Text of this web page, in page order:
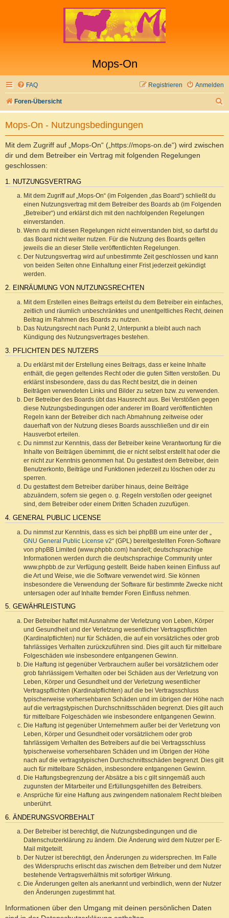
Mops-On
FAQ Anmelden
Registrieren
Foren-Übersicht
u
Mops-On - Nutzungsbedingungen
Mit dem Zugriff auf „Mops-On“ („https://mops-on.de“) wird zwischen
dir und dem Betreiber ein Vertrag mit folgenden Regelungen
geschlossen:
1. NUTZUNGSVERTRAG
Mit dem Zugriff auf „Mops-On“ (im Folgenden „das Board“) schließt du
einen Nutzungsvertrag mit dem Betreiber des Boards ab (im Folgenden
„Betreiber“) und erklärst dich mit den nachfolgenden Regelungen
einverstanden.
Wenn du mit diesen Regelungen nicht einverstanden bist, so darfst du
das Board nicht weiter nutzen. Für die Nutzung des Boards gelten
jeweils die an dieser Stelle veröffentlichten Regelungen.
Der Nutzungsvertrag wird auf unbestimmte Zeit geschlossen und kann
von beiden Seiten ohne Einhaltung einer Frist jederzeit gekündigt
werden.
2. EINRÄUMUNG VON NUTZUNGSRECHTEN
Mit dem Erstellen eines Beitrags erteilst du dem Betreiber ein einfaches,
zeitlich und räumlich unbeschränktes und unentgeltliches Recht, deinen
Beitrag im Rahmen des Boards zu nutzen.
Das Nutzungsrecht nach Punkt 2, Unterpunkt a bleibt auch nach
Kündigung des Nutzungsvertrages bestehen.
3. PFLICHTEN DES NUTZERS
Du erklärst mit der Erstellung eines Beitrags, dass er keine Inhalte
enthält, die gegen geltendes Recht oder die guten Sitten verstoßen. Du
erklärst insbesondere, dass du das Recht besitzt, die in deinen
Beiträgen verwendeten Links und Bilder zu setzen bzw. zu verwenden.
Der Betreiber des Boards übt das Hausrecht aus. Bei Verstößen gegen
diese Nutzungsbedingungen oder anderer im Board veröffentlichten
Regeln kann der Betreiber dich nach Abmahnung zeitweise oder
dauerhaft von der Nutzung dieses Boards ausschließen und dir ein
Hausverbot erteilen.
Du nimmst zur Kenntnis, dass der Betreiber keine Verantwortung für die
Inhalte von Beiträgen übernimmt, die er nicht selbst erstellt hat oder die
er nicht zur Kenntnis genommen hat. Du gestattest dem Betreiber, dein
Benutzerkonto, Beiträge und Funktionen jederzeit zu löschen oder zu
sperren.
Du gestattest dem Betreiber darüber hinaus, deine Beiträge
abzuändern, sofern sie gegen o. g. Regeln verstoßen oder geeignet
sind, dem Betreiber oder einem Dritten Schaden zuzufügen.
4. GENERAL PUBLIC LICENSE
Du nimmst zur Kenntnis, dass es sich bei phpBB um eine unter der „
GNU General Public License v2“ (GPL) bereitgestellten Foren-Software
von phpBB Limited (www.phpbb.com) handelt; deutschsprachige
Informationen werden durch die deutschsprachige Community unter
www.phpbb.de zur Verfügung gestellt. Beide haben keinen Einfluss auf
die Art und Weise, wie die Software verwendet wird. Sie können
insbesondere die Verwendung der Software für bestimmte Zwecke nicht
untersagen oder auf Inhalte fremder Foren Einfluss nehmen.
5. GEWÄHRLEISTUNG
Der Betreiber haftet mit Ausnahme der Verletzung von Leben, Körper
und Gesundheit und der Verletzung wesentlicher Vertragspflichten
(Kardinalpflichten) nur für Schäden, die auf ein vorsätzliches oder grob
fahrlässiges Verhalten zurückzuführen sind. Dies gilt auch für mittelbare
Folgeschäden wie insbesondere entgangenen Gewinn.
Die Haftung ist gegenüber Verbrauchern außer bei vorsätzlichem oder
grob fahrlässigem Verhalten oder bei Schäden aus der Verletzung von
Leben, Körper und Gesundheit und der Verletzung wesentlicher
Vertragspflichten (Kardinalpflichten) auf die bei Vertragsschluss
typischerweise vorhersehbaren Schäden und im übrigen der Höhe nach
auf die vertragstypischen Durchschnittsschäden begrenzt. Dies gilt auch
für mittelbare Folgeschäden wie insbesondere entgangenen Gewinn.
Die Haftung ist gegenüber Unternehmern außer bei der Verletzung von
Leben, Körper und Gesundheit oder vorsätzlichem oder grob
fahrlässigem Verhalten des Betreibers auf die bei Vertragsschluss
typischerweise vorhersehbaren Schäden und im Übrigen der Höhe
nach auf die vertragstypischen Durchschnittsschäden begrenzt. Dies gilt
auch für mittelbare Schäden, insbesondere entgangenen Gewinn.
Die Haftungsbegrenzung der Absätze a bis c gilt sinngemäß auch
zugunsten der Mitarbeiter und Erfüllungsgehilfen des Betreibers.
Ansprüche für eine Haftung aus zwingendem nationalem Recht bleiben
unberührt.
6. ÄNDERUNGSVORBEHALT
Der Betreiber ist berechtigt, die Nutzungsbedingungen und die
Datenschutzerklärung zu ändern. Die Änderung wird dem Nutzer per E-
Mail mitgeteilt.
Der Nutzer ist berechtigt, den Änderungen zu widersprechen. Im Falle
des Widerspruchs erlischt das zwischen dem Betreiber und dem Nutzer
bestehende Vertragsverhältnis mit sofortiger Wirkung.
Die Änderungen gelten als anerkannt und verbindlich, wenn der Nutzer
den Änderungen zugestimmt hat.
Informationen über den Umgang mit deinen persönlichen Daten